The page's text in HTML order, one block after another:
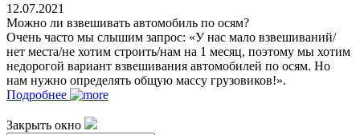
12.07.2021
Можно ли взвешивать автомобиль по осям?
Очень часто мы слышим запрос: «У нас мало взвешиваний/
нет места/не хотим строить/нам на 1 месяц, поэтому мы хотим
недорогой вариант взвешивания автомобилей по осям. Но
нам нужно определять общую массу грузовиков!».
Подробнее
Закрыть окно